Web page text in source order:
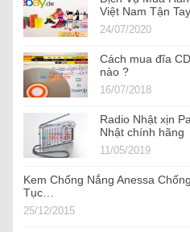
Việt Nam Tận
24/07/2020
Cách mua đĩa
nào ?
16/07/2018
Radio Nhật xịn
Nhật chính hãng
11/05/2019
Kem Chống Nắng Anessa
Tục…
25/12/2015